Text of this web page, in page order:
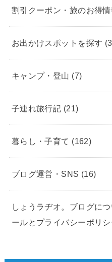
割引クーポン・旅のお得情
お出かけスポットを探す
キャンプ・登山 (7)
子連れ旅行記 (21)
暮らし・子育て (162)
ブログ運営・SNS (16)
しょうラヂオ。ブログに
ールとプライバシーポリシ